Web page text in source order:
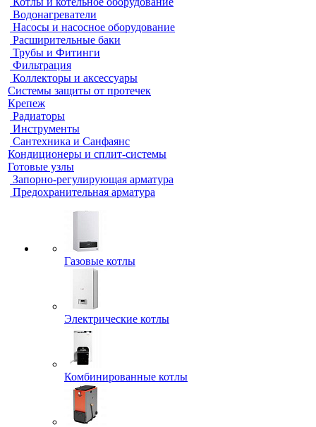
Водонагреватели
Насосы и насосное оборудование
Расширительные баки
Трубы и Фитинги
Фильтрация
Коллекторы и аксессуары
Системы защиты от протечек
Крепеж
Радиаторы
Инструменты
Сантехника и Санфаянс
Кондиционеры и сплит-системы
Готовые узлы
Запорно-регулирующая арматура
Предохранительная арматура
Газовые котлы
Электрические котлы
Комбинированные котлы